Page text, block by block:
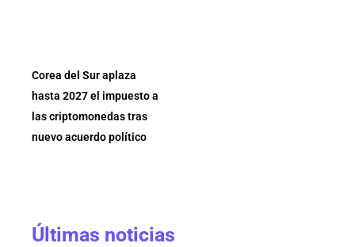
Corea del Sur aplaza
hasta 2027 el impuesto a
las criptomonedas tras
nuevo acuerdo político
Últimas noticias